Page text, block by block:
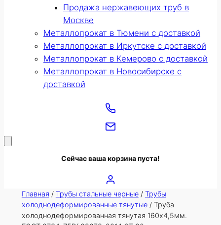
Продажа нержавеющих труб в
Москве
Металлопрокат в Тюмени с доставкой
Металлопрокат в Иркутске с доставкой
Металлопрокат в Кемерово с доставкой
Металлопрокат в Новосибирске с
доставкой
Сейчас ваша корзина пуста!
Главная / Трубы стальные черные/ Трубы
холоднодеформированные тянутые/ Труба
холоднодеформированная тянутая 160х4,5мм.